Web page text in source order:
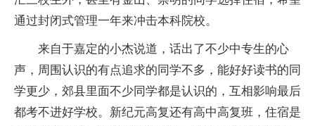
通过封闭式管理一年来冲击本科院校。
来自于嘉定的小杰说道，话出了不少中专生的心
声，周围认识的有点追求的同学不多，能好好读书的同
学更少，郊县里面不少同学都是认识的，互相影响最后
都考不进好学校。新纪元高复还有高中高复班，住宿是